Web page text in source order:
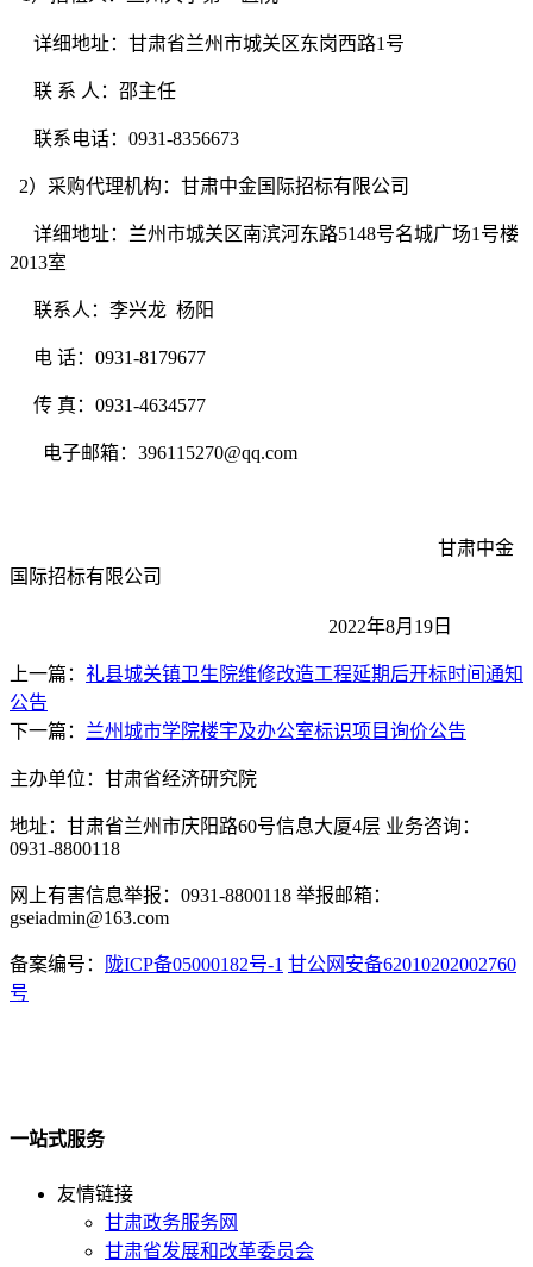
详细地址： 甘肃省兰州市城关区东岗西路1号
联 系 人： 邵主任
联系电话： 0931-8356673
2）采购代理机构：甘肃中金国际招标有限公司
详细地址： 兰州市城关区南滨河东路5148号名城广场1号楼
2013室
联系人： 李兴龙 杨阳
电 话：0931-8179677
传 真：0931-4634577
电子邮箱： 396115270@qq.com
甘肃中金
国际招标有限公司
2022年8月 19 日
上一篇： 礼县城关镇卫生院维修改造工程延期后开标时间通知
公告
下一篇： 兰州城市学院楼宇及办公室标识项目询价公告
主办单位：甘肃省经济研究院
地址：甘肃省兰州市庆阳路60号信息大厦4层 业务咨询：
0931-8800118
网上有害信息举报：0931-8800118 举报邮箱：
gseiadmin@163.com
备案编号： 陇ICP备05000182号-1 甘公网安备62010202002760
号
一站式服务
友情链接
甘肃政务服务网
甘肃省发展和改革委员会